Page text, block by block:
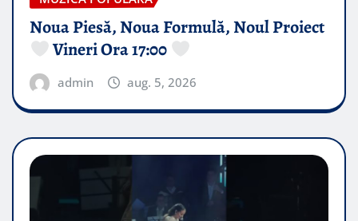
Noua Piesă, Noua Formulă, Noul Proiect
Vineri Ora 17:00
admin aug. 5, 2026